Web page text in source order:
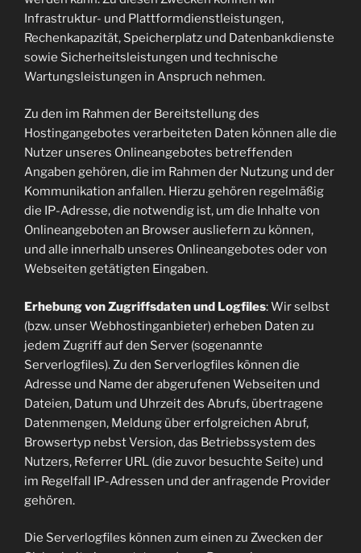
Infrastruktur- und Plattformdienstleistungen,
Rechenkapazität, Speicherplatz und Datenbankdienste
sowie Sicherheitsleistungen und technische
Wartungsleistungen in Anspruch nehmen.
Zu den im Rahmen der Bereitstellung des
Hostingangebotes verarbeiteten Daten können alle die
Nutzer unseres Onlineangebotes betreffenden
Angaben gehören, die im Rahmen der Nutzung und der
Kommunikation anfallen. Hierzu gehören regelmäßig
die IP-Adresse, die notwendig ist, um die Inhalte von
Onlineangeboten an Browser ausliefern zu können,
und alle innerhalb unseres Onlineangebotes oder von
Webseiten getätigten Eingaben.
Erhebung von Zugriffsdaten und Logfiles: Wir selbst
(bzw. unser Webhostinganbieter) erheben Daten zu
jedem Zugriff auf den Server (sogenannte
Serverlogfiles). Zu den Serverlogfiles können die
Adresse und Name der abgerufenen Webseiten und
Dateien, Datum und Uhrzeit des Abrufs, übertragene
Datenmengen, Meldung über erfolgreichen Abruf,
Browsertyp nebst Version, das Betriebssystem des
Nutzers, Referrer URL (die zuvor besuchte Seite) und
im Regelfall IP-Adressen und der anfragende Provider
gehören.
Die Serverlogfiles können zum einen zu Zwecken der